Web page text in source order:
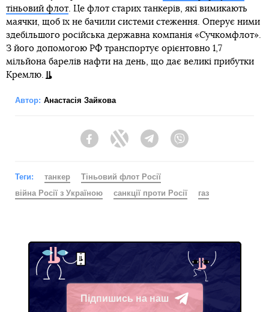
тіньовий флот. Це флот старих танкерів, які вимикають
маячки, щоб їх не бачили системи стеження. Оперує ними
здебільшого російська державна компанія «Сучкомфлот».
З його допомогою РФ транспортує орієнтовно 1,7
мільйона барелів нафти на день, що дає великі прибутки
Кремлю.
Автор: Анастасія Зайкова
FacebookTwitter Telegram
Теги: танкер
Тіньовий флот Росії
війна Росії з Україною
санкції проти Росії газ
Підпишись на наш
Telegram